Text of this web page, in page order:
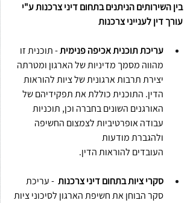
בין השירותים הניתנים בתחום דיני צרכנות ע"י
עורך דין לענייני צרכנות
עריכת תוכנית אכיפה פנימית - תוכנית זו
מהווה מסמך מדיניות של הארגון ומטרתה
יצירת תרבות ארגונית של ציות להוראות
הדין. התוכנית כוללת את תפקידיהם של
האורגנים השונים בחברה וכן, תוכניות
עבודה אופרטיביות לצמצום החשיפה
ולהגברת מודעות
העובדים להוראות הדין.
סקרי ציות בתחום דיני צרכנות - עריכת
סקר הבוחן את חשיפת הארגון לסיכוני ציות